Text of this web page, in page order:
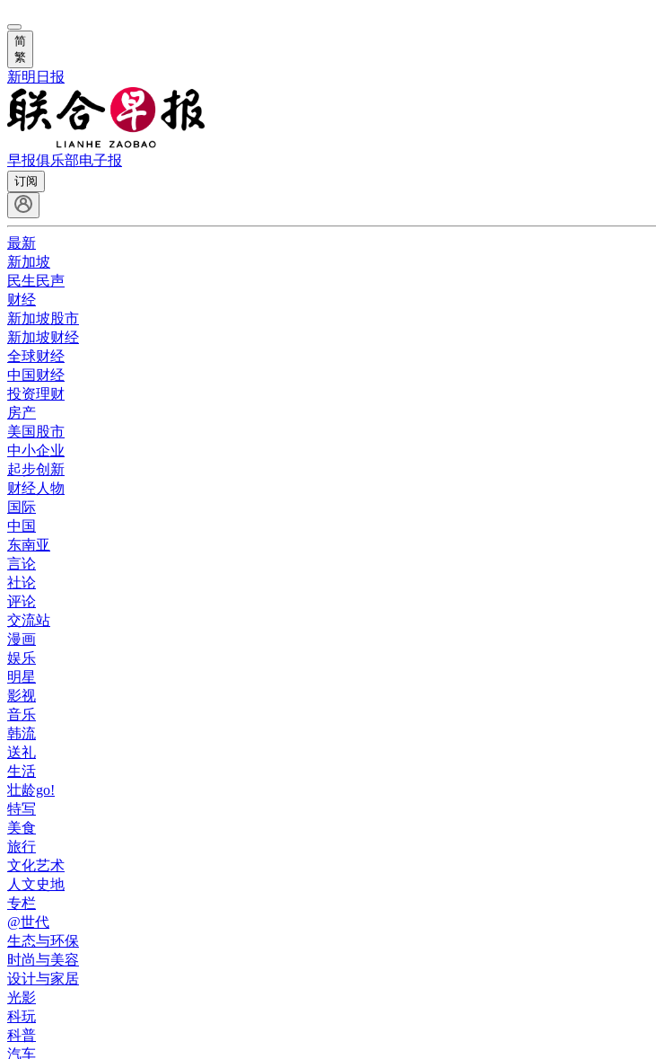
简
繁
新明日报
早报俱乐部电子报
订阅
最新
新加坡
民生民声
财经
新加坡股市
新加坡财经
全球财经
中国财经
投资理财
房产
美国股市
中小企业
起步创新
财经人物
国际
中国
东南亚
言论
社论
评论
交流站
漫画
娱乐
明星
影视
音乐
韩流
送礼
生活
壮龄go!
特写
美食
旅行
文化艺术
人文史地
专栏
@世代
生态与环保
时尚与美容
设计与家居
光影
科玩
科普
汽车